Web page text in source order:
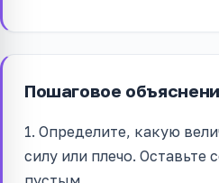
Пошаговое
1. Определите, какую
силу или плечо. Оставьте